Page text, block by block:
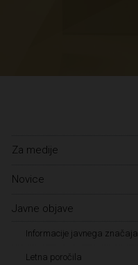
Za medije
Novice
Javne objave
Informacije javnega značaja
Letna poročila